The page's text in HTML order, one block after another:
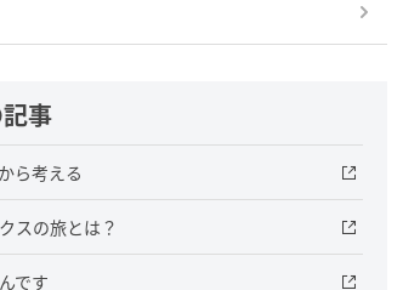
事
ら考える
スの旅とは？
です